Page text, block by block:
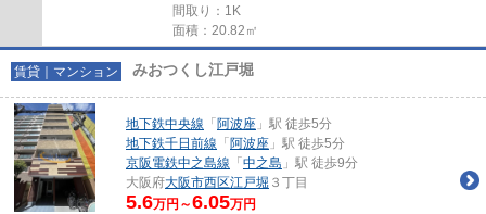
間取り：1K
面積：20.82㎡
賃貸｜マンション みおつくし江戸堀
地下鉄中央線 「 阿波座 」駅 徒歩5分
地下鉄千日前線 「 阿波座 」駅 徒歩5分
京阪電鉄中之島線 「 中之島 」駅 徒歩9分
大阪府大阪市西区江戸堀 ３丁目
5.6万円～6.05万円